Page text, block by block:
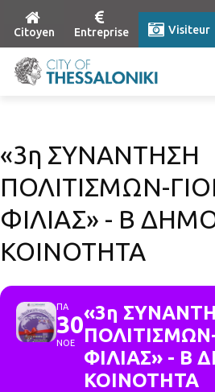
Citoyen Entreprise Visiteur
«3η ΣΥΝΑΝΤΗΣΗ
ΠΟΛΙΤΙΣΜΩΝ-
ΦΙΛΙΑΣ» - Β
ΚΟΙΝΟΤΗΤΑ
ΠΑ
30
ΝΟΕ
«3η
ΦΙΛΙΑΣ» - Β
ΚΟΙΝΟΤΗΤΑ